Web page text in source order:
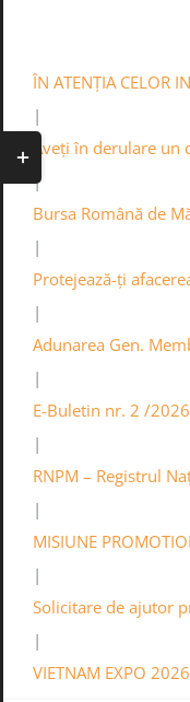
contentÎN ATENȚIA CELOR
|
Aveți în derulare
|
Bursa Română de
|
Protejează-ți
|
Adunarea Gen.
|
E-Buletin nr. 2 /2026
|
RNPM – Registrul
|
MISIUNE
|
Solicitare de ajutor
|
VIETNAM EXPO
Toggle
Sliding